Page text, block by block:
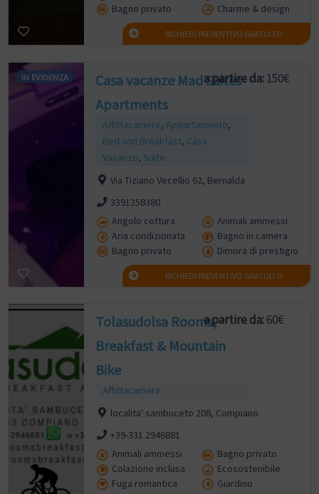
Bagno privato
Charme & design
RICHIEDI PREVENTIVO GRATUITO
Casa vacanze Mad Suites
Apartments
Affittacamere, Appartamento,
Bed and Breakfast, Casa
Vacanze, Suite
a partire da:150€
Via Tiziano Vecellio 62, Bernalda
3391258380
Angolo cottura
Animali ammessi
Aria condizionata
Bagno in camera
Bagno privato
Dimora di prestigio
RICHIEDI PREVENTIVO GRATUITO
IN EVIDENZA
Tolasudolsa Rooms,
Breakfast & Mountain
Bike
Affittacamere
a partire da:60€
localita' sambuceto 208, Compiano
+39-331.2946881
Animali ammessi
Bagno privato
Colazione inclusa
Ecosostenibile
Fuga romantica
Giardino